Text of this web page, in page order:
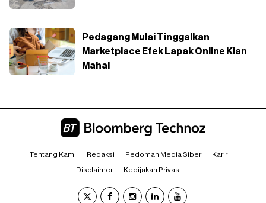
Pedagang Mulai Tinggalkan
Marketplace Efek Lapak Online Kian
Mahal
Tentang Kami Redaksi Pedoman Media Siber Karir
Disclaimer Kebijakan Privasi